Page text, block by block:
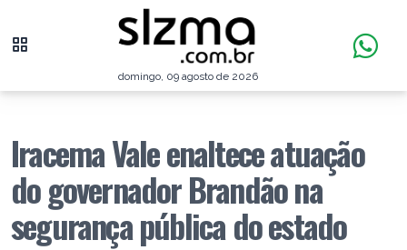
domingo, 09 agosto de 2026
Iracema Vale enaltece atuação
do governador Brandão na
segurança pública do estado